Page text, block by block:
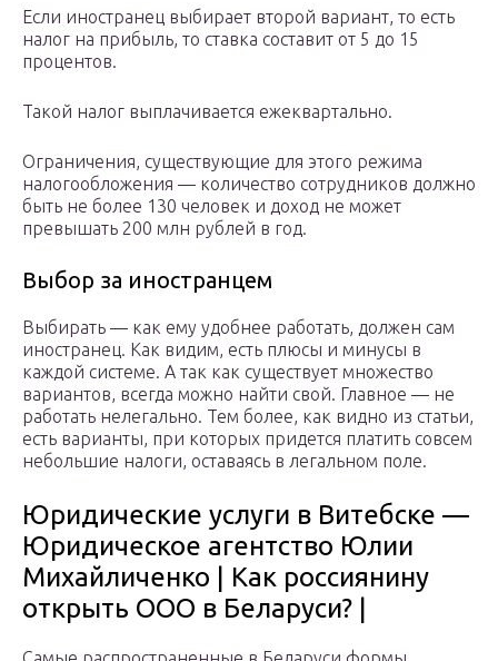
Если иностранец выбирает второй вариант, то есть
налог на прибыль, то ставка составит от 5 до 15
процентов.
Такой налог выплачивается ежеквартально.
Ограничения, существующие для этого режима
налогообложения — количество сотрудников должно
быть не более 130 человек и доход не может
превышать 200 млн рублей в год.
Выбор за иностранцем
Выбирать — как ему удобнее работать, должен сам
иностранец. Как видим, есть плюсы и минусы в
каждой системе. А так как существует множество
вариантов, всегда можно найти свой. Главное — не
работать нелегально. Тем более, как видно из статьи,
есть варианты, при которых придется платить совсем
небольшие налоги, оставаясь в легальном поле.
Юридические услуги в Витебске —
Юридическое агентство Юлии
Михайличенко | Как россиянину
открыть ООО в Беларуси? |